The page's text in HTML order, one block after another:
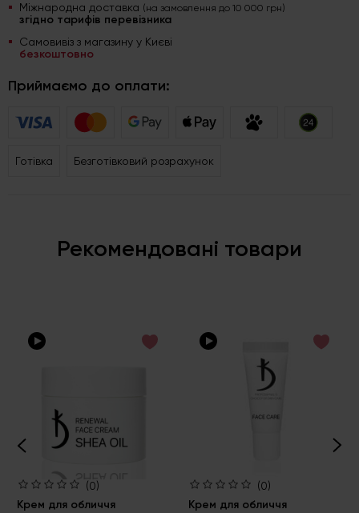
Міжнародна доставка (на замовлення до 10 000 грн)
згідно тарифів перевізника
Самовивіз з магазину у Києві
безкоштовно
Приймаємо до оплати:
Готівка Безготівковий розрахунок
Рекомендовані товари
(0)
Крем для обличчя
(0)
Крем для обличчя